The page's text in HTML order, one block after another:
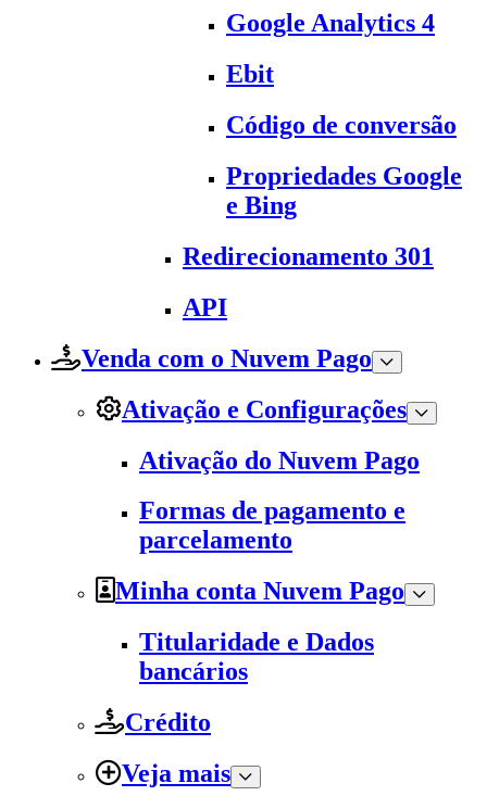
Google Analytics 4
Ebit
Código de conversão
Propriedades Google
e Bing
Redirecionamento 301
API
Venda com o Nuvem Pago
Ativação e Configurações
Ativação do Nuvem Pago
Formas de pagamento e
parcelamento
Minha conta Nuvem Pago
Titularidade e Dados
bancários
Crédito
Veja mais